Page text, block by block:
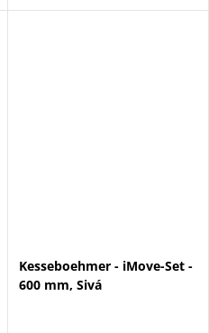
Kesseboehmer - iMove-Set -
600 mm, Sivá